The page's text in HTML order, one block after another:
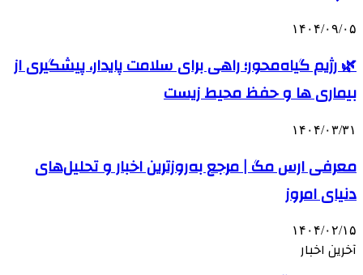
۱۴۰۴/۰۹/۰۵
🌿 رژیم گیاه‌محور؛ راهی برای سلامت پایدار، پیشگیری از
بیماری ها و حفظ محیط زیست
۱۴۰۴/۰۳/۳۱
معرفی ارس مگ | مرجع به‌روزترین اخبار و تحلیل‌های
دنیای امروز
۱۴۰۴/۰۲/۱۵
آخرین اخبار